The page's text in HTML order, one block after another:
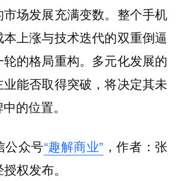
场发展充满变数。整个手机
上涨与技术迭代的双重倒逼
的格局重构。多元化发展的
能否取得突破，将决定其未
的位置。
公众号“趣解商业” ，作者：张
权发布。